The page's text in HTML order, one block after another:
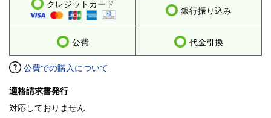
クレジットカード
銀行振り込み
公費 代金引換
公費での購入について
適格請求書発行
対応しておりません